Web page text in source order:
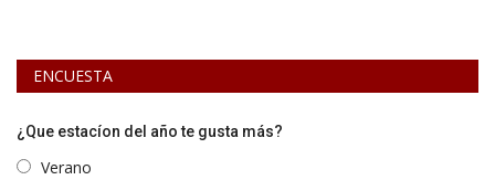
ENCUESTA
¿Que estacíon del año te gusta más?
Verano